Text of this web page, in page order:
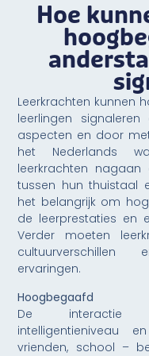
Hoe
Leerkrachten kunnen
leerlingen
aspecten en door
het Nederlands
leerkrachten
tussen hun thuistaal
het belangrijk om
de leerprestaties en
Verder moeten
ervaringen.
Hoogbegaafd
De interactie
intelligentieniveau
vrienden, school –